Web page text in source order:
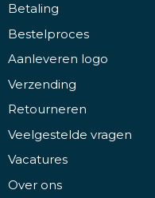
Betaling
Bestelproces
Aanleveren logo
Verzending
Retourneren
Veelgestelde vragen
Vacatures
Over ons